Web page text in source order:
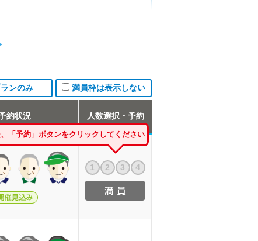
満員枠は表示しない
ンのみ
約状況 人数選択・予約
1 2 3 4
「予約」ボタンをクリックしてください